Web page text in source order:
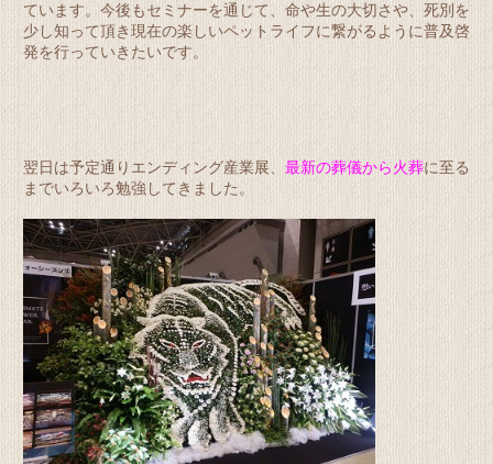
ています。今後もセミナーを通じて、命や生の大切さや、死別を
少し知って頂き現在の楽しいペットライフに繋がるように普及啓
発を行っていきたいです。
翌日は予定通りエンディング産業展、最新の葬儀から火葬に至る
までいろいろ勉強してきました。